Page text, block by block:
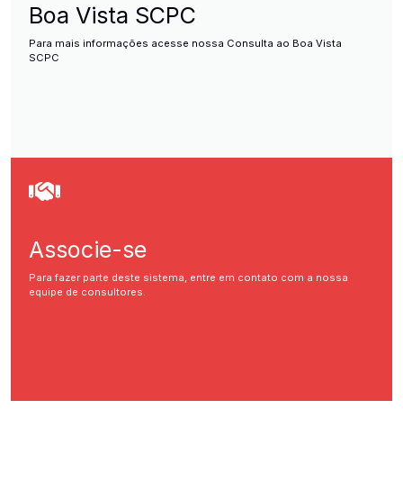
Boa Vista SCPC
Para mais informações acesse nossa Consulta ao Boa Vista
SCPC
Associe-se
Para fazer parte deste sistema, entre em contato com a nossa
equipe de consultores.